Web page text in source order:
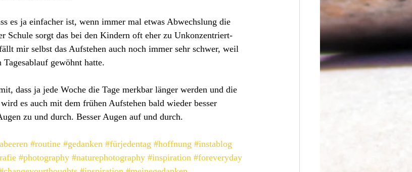
es ja einfacher ist, wenn immer mal etwas Abwechslung die
Schule sorgt das bei den Kindern oft eher zu Unkonzentriert-
mir selbst das Aufstehen auch noch immer sehr schwer, weil
gewöhnt hatte.
dass ja jede Woche die Tage merkbar länger werden und die
es auch mit dem frühen Aufstehen bald wieder besser
zu und durch. Besser Augen auf und durch.
#routine #gedanken #fürjedentag #hoffnung #instablog
#photography #naturephotography #inspiration #foreveryday